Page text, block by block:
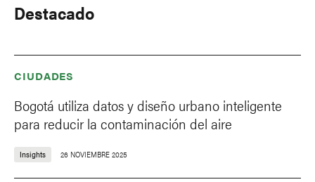
Destacado
CIUDADES
Bogotá utiliza datos y diseño urbano inteligente
para reducir la contaminación del aire
Insights 26 NOVIEMBRE 2025